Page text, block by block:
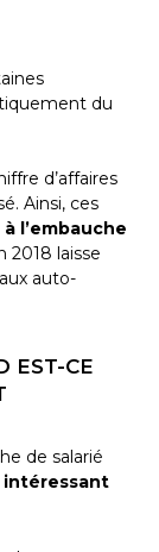
du
d’affaires
Ainsi, ces
l’embauche
2018 laisse
auto-
EST-CE
de salarié
intéressant